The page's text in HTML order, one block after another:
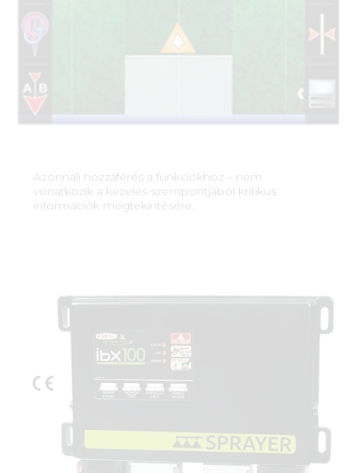
Azonnali hozzáférés a funkciókhoz – nem
vonatkozik a kezelés szempontjából kritikus
információk megtekintésére.